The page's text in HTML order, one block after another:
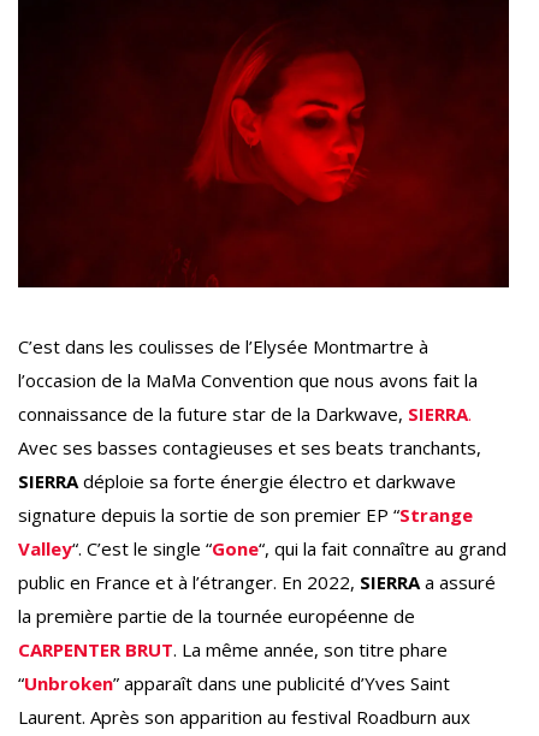
C’est dans les coulisses de l’Elysée Montmartre à
l’occasion de la MaMa Convention que nous avons fait la
connaissance de la future star de la Darkwave, SIERRA.
Avec ses basses contagieuses et ses beats tranchants,
SIERRA déploie sa forte énergie électro et darkwave
signature depuis la sortie de son premier EP “Strange
Valley“. C’est le single “Gone“, qui la fait connaître au grand
public en France et à l’étranger. En 2022, SIERRA a assuré
la première partie de la tournée européenne de
CARPENTER BRUT. La même année, son titre phare
“Unbroken” apparaît dans une publicité d’Yves Saint
Laurent. Après son apparition au festival Roadburn aux